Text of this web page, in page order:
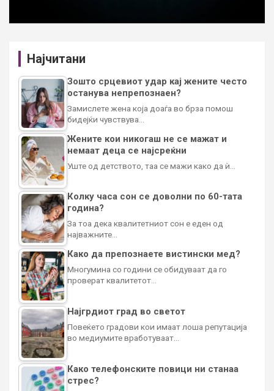
Најчитани
Зошто срцевиот удар кај жените често
останува непрепознаен?
Замислете жена која доаѓа во брза помош
бидејќи чувствува…
Жените кои никогаш не се мажат и
немаат деца се најсреќни
Уште од детството, таа се мажи како да ѝ…
Колку часа сон се доволни по 60-тата
година?
За тоа дека квалитетниот сон е еден од
најважните…
Како да препознаете вистински мед?
Многумина со години се обидуваат да го
проверат квалитетот…
Најгрдиот град во светот
Повеќето градови кои имаат лоша репутација
во медиумите вработуваат…
Како телефонските повици ни станаа
стрес?